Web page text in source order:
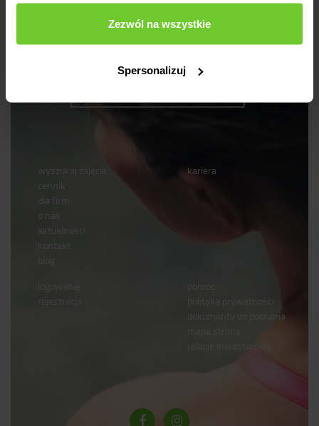
Zezwól na wszystkie
Spersonalizuj
Dla odmiany
wyszukaj zajęcia
cennik
dla firm
o nas
aktualności
kontakt
kariera
polityka prywatności
dokumenty do pobrania